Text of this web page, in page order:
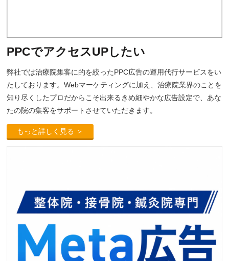
PPCでアクセスUPしたい
弊社では治療院集客に的を絞ったPPC広告の運用代行サービスをい
たしております。Webマーケティングに加え、治療院業界のことを
知り尽くしたプロだからこそ出来るきめ細やかな広告設定で、あな
たの院の集客をサポートさせていただきます。
もっと詳しく見る ＞